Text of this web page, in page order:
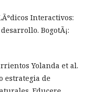
Interactivos:
BogotÃ¡:
Yolanda et al.
estrategia de